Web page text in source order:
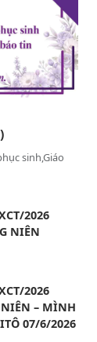
sinh,Giáo
2026
NIÊN
2026
– MÌNH
07/6/2026